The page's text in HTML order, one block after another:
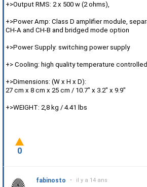
+>Output RMS: 2 x 500 w (2 ohms),
+>Power Amp: Class D amplifier module,
CH-A and CH-B and bridged mode option
+>Power Supply: switching power supply
+> Cooling: high quality temperature
+>Dimensions: (W x H x D):
27 cm x 8 cm x 25 cm / 10.7" x 3.2" x 9.9"
+>WEIGHT: 2,8 kg / 4.41 lbs
0
fabinosto • il y a 14 ans